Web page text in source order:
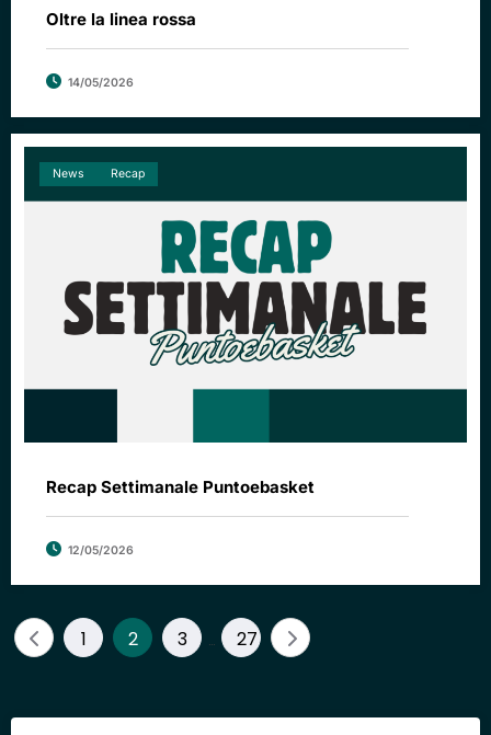
Oltre la linea rossa
14/05/2026
News Recap
Recap Settimanale Puntoebasket
12/05/2026
1 2 3 … 27